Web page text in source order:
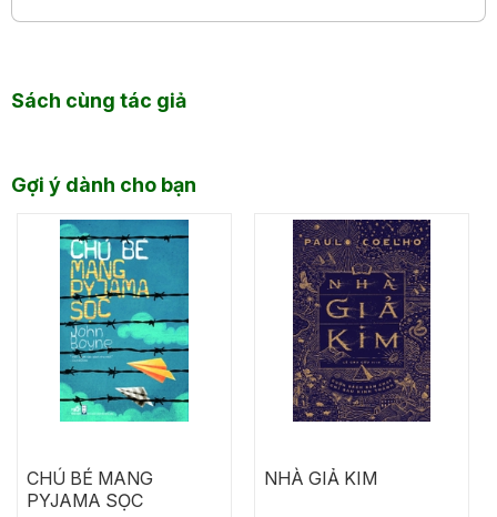
Sách cùng tác giả
Gợi ý dành cho bạn
CHÚ BÉ MANG
PYJAMA SỌC
NHÀ GIẢ KIM